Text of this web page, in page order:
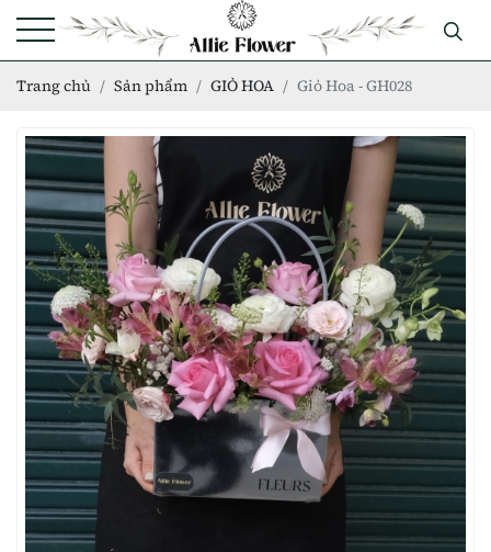
Trang chủ Sản phẩm GIỎ HOA Giỏ Hoa - GH028